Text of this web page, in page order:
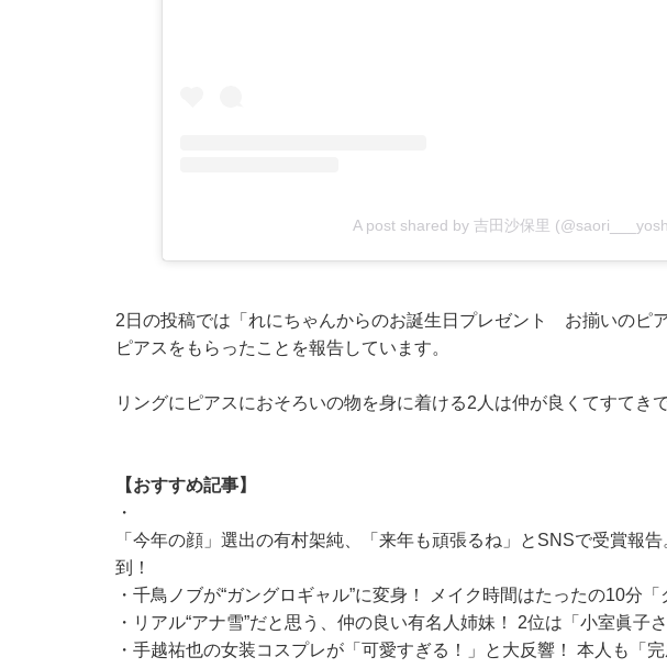
A post shared by 吉田沙保里
2日の投稿では「れにちゃんからのお誕生日プレゼント お揃いのピ
ピアスをもらったことを報告しています。
リングにピアスにおそろいの物を身に着ける2人は仲が良くてすてきで
【おすすめ記事】
・
「今年の顔」選出の有村架純、「来年も頑張るね」とSNSで受賞報
到！
・ 千鳥ノブが“ガングロギャル”に変身！ メイク時間はたったの10分「
・ リアル“アナ雪”だと思う、仲の良い有名人姉妹！ 2位は「小室眞子
・ 手越祐也の女装コスプレが「可愛すぎる！」と大反響！ 本人も「